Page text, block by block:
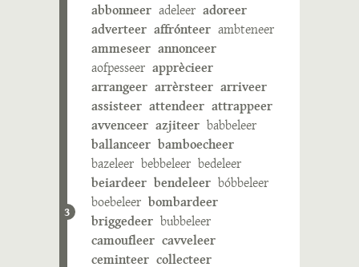
3
abbonneer adeleer adoreer
adverteer affrónteer ambteneer
ammeseer annonceer
aofpesseer apprècieer
arrangeer arrèrsteer arriveer
assisteer attendeer attrappeer
avvenceer azjiteer babbeleer
ballanceer bamboecheer
bazeleer bebbeleer bedeleer
beiardeer bendeleer bóbbeleer
boebeleer bombardeer
briggedeer bubbeleer
camoufleer cavveleer
ceminteer collecteer